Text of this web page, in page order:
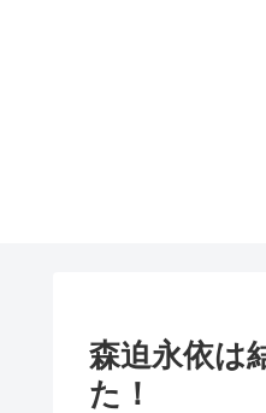
森迫永依は
た！